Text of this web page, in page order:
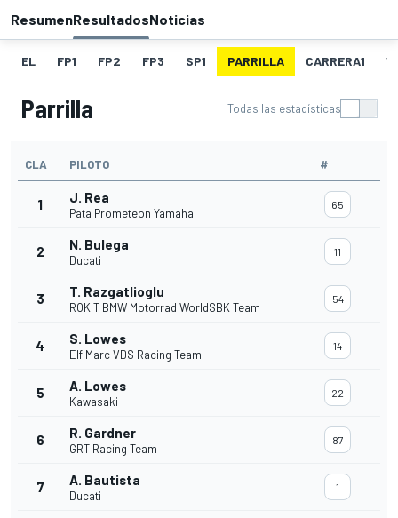
ResumenResultadosNoticias
EL FP1 FP2 FP3 SP1 PARRILLA CARRERA1
Parrilla Todas las estadísticas
CLA PILOTO #
1 J. Rea
Pata Prometeon Yamaha
65
2 N. Bulega
Ducati
11
3 T. Razgatlioglu
ROKiT BMW Motorrad WorldSBK Team
54
4 S. Lowes
Elf Marc VDS Racing Team
14
5 A. Lowes
Kawasaki
22
6 R. Gardner
GRT Racing Team
87
7 A. Bautista
Ducati
1